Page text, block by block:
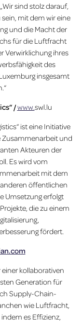
sind stolz darauf,
mit dem wir eine
und die Macht der
für die Luftfracht
Verwirklichung ihres
des
insgesamt
/www. swl.lu
ist eine Initiative
Zusammenarbeit und
Akteuren der
Es wird vom
mit dem
öffentlichen
Umsetzung erfolgt
die zu einem
fördert.
kollaborativen
Generation für
Supply-Chain-
wie Luftfracht,
es Effizienz,